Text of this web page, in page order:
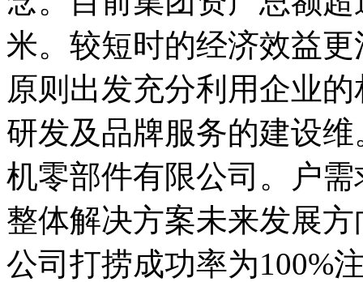
米。较短时的经济效益
原则出发充分利用企业
研发及品牌服务的建设
机零部件有限公司。户
整体解决方案未来发展
公司打捞成功率为100%